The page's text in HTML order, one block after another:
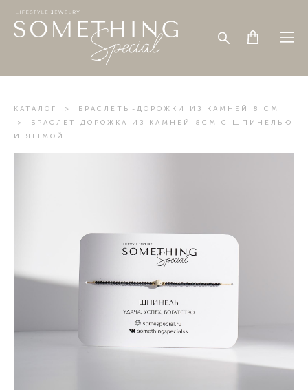
КАТАЛОГ >
БРАСЛЕТЫ-ДОРОЖКИ ИЗ КАМНЕЙ 8 СМ
>
БРАСЛЕТ-ДОРОЖКА ИЗ КАМНЕЙ 8СМ С ШПИНЕЛЬЮ
И ЯШМОЙ